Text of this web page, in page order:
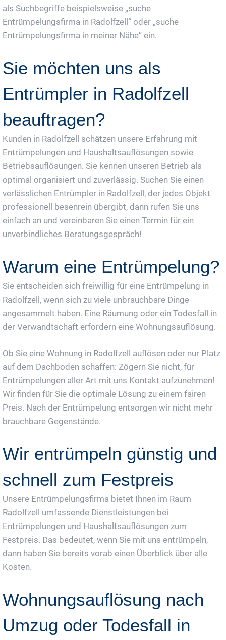
als Suchbegriffe beispielsweise „suche
Entrümpelungsfirma in Radolfzell“ oder „suche
Entrümpelungsfirma in meiner Nähe“ ein.
Sie möchten uns als
Entrümpler in Radolfzell
beauftragen?
Kunden in Radolfzell schätzen unsere Erfahrung mit
Entrümpelungen und Haushaltsauflösungen sowie
Betriebsauflösungen. Sie kennen unseren Betrieb als
optimal organisiert und zuverlässig. Suchen Sie einen
verlässlichen Entrümpler in Radolfzell, der jedes Objekt
professionell besenrein übergibt, dann rufen Sie uns
einfach an und vereinbaren Sie einen Termin für ein
unverbindliches Beratungsgespräch!
Warum eine Entrümpelung?
Sie entscheiden sich freiwillig für eine Entrümpelung in
Radolfzell, wenn sich zu viele unbrauchbare Dinge
angesammelt haben. Eine Räumung oder ein Todesfall in
der Verwandtschaft erfordern eine Wohnungsauflösung.
Ob Sie eine Wohnung in Radolfzell auflösen oder nur Platz
auf dem Dachboden schaffen: Zögern Sie nicht, für
Entrümpelungen aller Art mit uns Kontakt aufzunehmen!
Wir finden für Sie die optimale Lösung zu einem fairen
Preis. Nach der Entrümpelung entsorgen wir nicht mehr
brauchbare Gegenstände.
Wir entrümpeln günstig und
schnell zum Festpreis
Unsere Entrümpelungsfirma bietet Ihnen im Raum
Radolfzell umfassende Dienstleistungen bei
Entrümpelungen und Haushaltsauflösungen zum
Festpreis. Das bedeutet, wenn Sie mit uns entrümpeln,
dann haben Sie bereits vorab einen Überblick über alle
Kosten.
Wohnungsauflösung nach
Umzug oder Todesfall in